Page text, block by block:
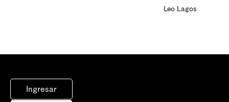
Leo Lagos
Ingresar